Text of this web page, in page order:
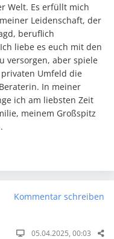
Welt. Es erfüllt mich
Leidenschaft, der
beruflich
liebe es euch mit den
versorgen, aber spiele
Umfeld die
In meiner
ich am liebsten Zeit
meinem Großspitz
Kommentar schreiben
05.04.2025, 00:03